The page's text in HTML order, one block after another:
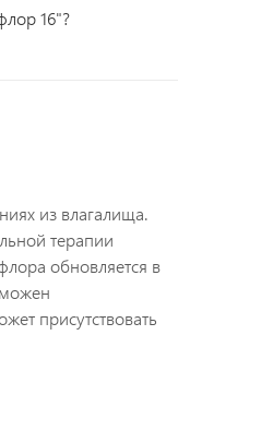
16"?
из влагалища.
терапии
обновляется в
присутствовать